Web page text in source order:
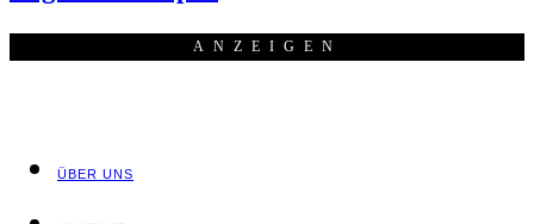
ANZEI­GEN
ÜBER UNS